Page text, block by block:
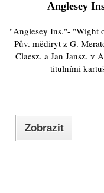
Anglesey
"Anglesey Ins."- "Wight
Pův. mědiryt z G.
Claesz. a Jan Jansz. v
titulními
Zobrazit